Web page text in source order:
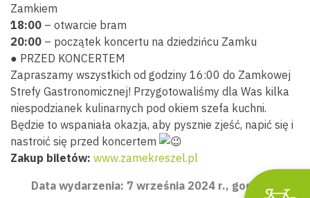
Zamkiem
18:00 – otwarcie bram
20:00 – początek koncertu na dziedzińcu Zamku
● PRZED KONCERTEM
Zapraszamy wszystkich od godziny 16:00 do Zamkowej
Strefy Gastronomicznej! Przygotowaliśmy dla Was kilka
niespodzianek kulinarnych pod okiem szefa kuchni.
Będzie to wspaniała okazja, aby pysznie zjeść, napić się i
nastroić się przed koncertem
Zakup biletów: www.zamekreszel.pl
Data wydarzenia: 7 września 2024 r., godz.